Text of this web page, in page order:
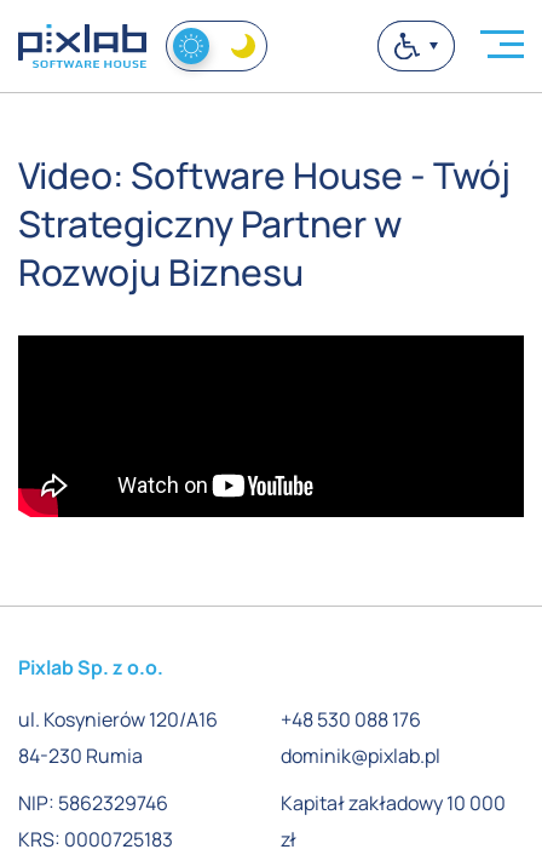
Video: Software House - Twój
Strategiczny Partner w
Rozwoju Biznesu
Pixlab Sp. z o.o.
ul. Kosynierów 120/A16
84-230 Rumia
+48 530 088 176
dominik@pixlab.pl
NIP: 5862329746
KRS: 0000725183
Kapitał zakładowy 10 000
zł